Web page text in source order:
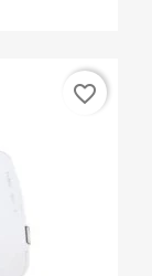
favorite_border